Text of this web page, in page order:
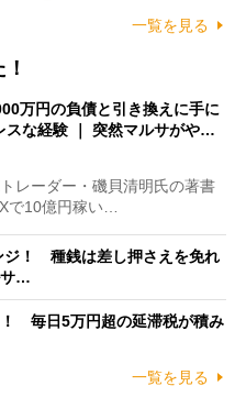
一覧を見る
万円の負債と引き換えに手に
スな経験 ｜ 突然マルサがや…
レーダー・磯貝清明氏の著書
で10億円稼い…
ジ！ 種銭は差し押さえを免れ
サ…
！ 毎日5万円超の延滞税が積み
一覧を見る